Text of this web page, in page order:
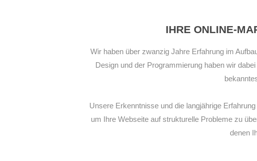
IHRE ONLINE-
Wir haben über zwanzig Jahre Erfahrung im
Design und der Programmierung haben wir
Unsere Erkenntnisse und die langjährige
um Ihre Webseite auf strukturelle Probleme zu
denen